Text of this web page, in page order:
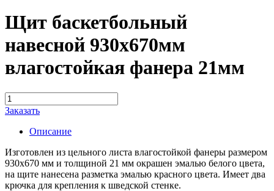
Щит баскетбольный
навесной 930х670мм
влагостойкая фанера 21мм
Заказать
Описание
Изготовлен из цельного листа влагостойкой фанеры размером
930х670 мм и толщиной 21 мм окрашен эмалью белого цвета,
на щите нанесена разметка эмалью красного цвета. Имеет два
крючка для крепления к шведской стенке.